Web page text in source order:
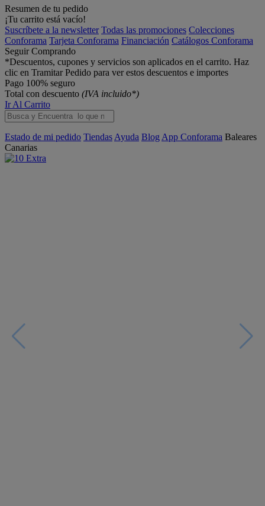
Resumen de tu pedido
¡Tu carrito está vacío!
Suscríbete a la newsletter Todas las promociones Colecciones
Conforama Tarjeta Conforama Financiación Catálogos Conforama
Seguir Comprando
*Descuentos, cupones y servicios son aplicados en el carrito. Haz
clic en Tramitar Pedido para ver estos descuentos e importes
Pago 100% seguro
Total con descuento (IVA incluido*)
Ir Al Carrito
Estado de mi pedido Tiendas Ayuda Blog App Conforama Baleares
Canarias